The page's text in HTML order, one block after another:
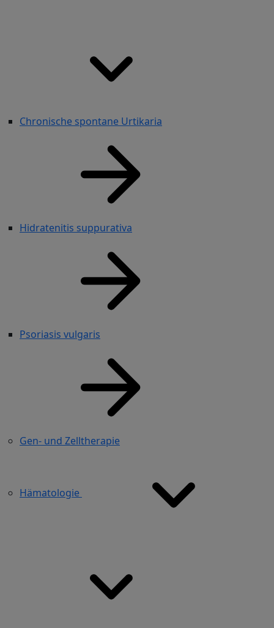
Chronische spontane Urtikaria
Hidratenitis suppurativa
Psoriasis vulgaris
Gen- und Zelltherapie
Hämatologie